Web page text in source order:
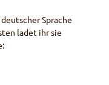
Sprache
ladet ihr sie
: